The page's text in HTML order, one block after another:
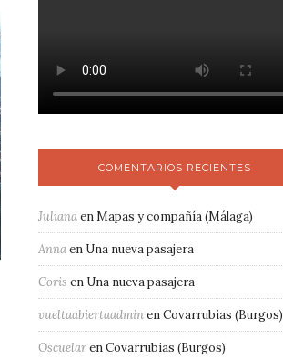
COMENTARIOS RECIENTES
JulianaenMapas y compañía (Málaga)
Annaen Una nueva pasajera
Coris en Una nueva pasajera
vueltaabiertaadminenCovarrubias (Burgos)
OscuelarenCovarrubias (Burgos)